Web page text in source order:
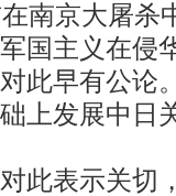
京大屠杀
国主义在侵
此早有公论
上发展中日
表示关切